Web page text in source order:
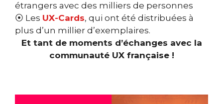
étrangers avec des milliers de personnes
⦿ Les UX-Cards, qui ont été distribuées à
plus d’un millier d’exemplaires.
Et tant de moments d’échanges avec la
communauté UX française !